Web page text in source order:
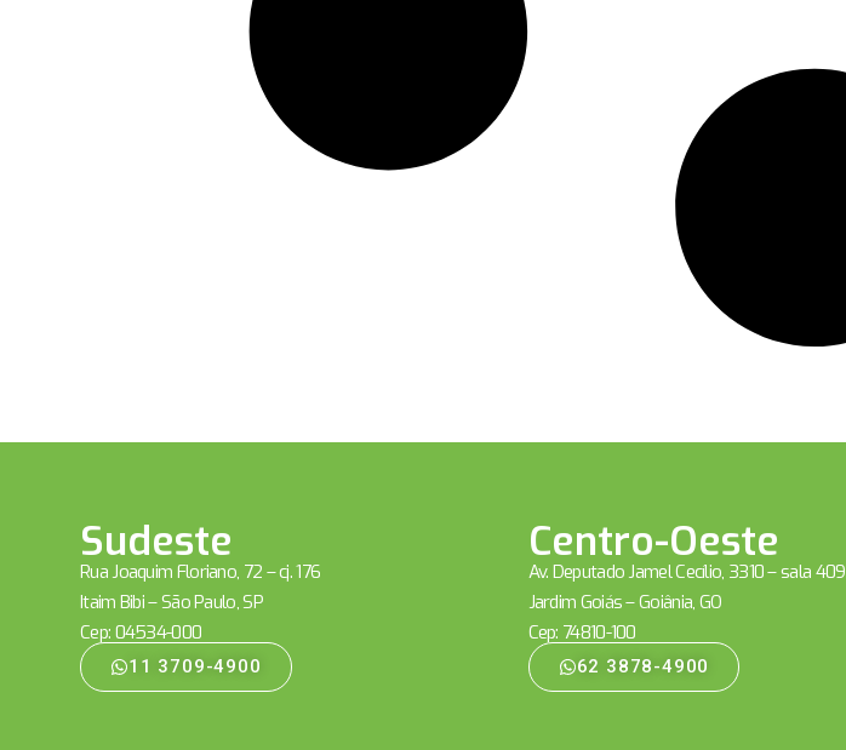
Sudeste
Rua Joaquim Floriano, 72 – cj. 176
Itaim Bibi – São Paulo, SP
Cep: 04534-000
11 3709-4900
Centro-Oeste
Av. Deputado Jamel Cecílio, 3310 – sala 409
Jardim Goiás – Goiânia, GO
Cep: 74810-100
62 3878-4900